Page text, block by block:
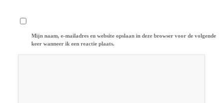
Mijn naam, e-mailadres en website opslaan in deze browser voor de volgende
keer wanneer ik een reactie plaats.